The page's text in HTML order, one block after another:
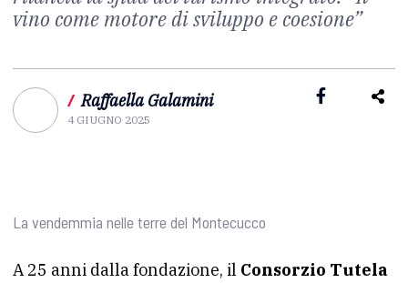
vino come motore di sviluppo e coesione”
/ Raffaella Galamini
4 GIUGNO 2025
La vendemmia nelle terre del Montecucco
A 25 anni dalla fondazione, il Consorzio Tutela